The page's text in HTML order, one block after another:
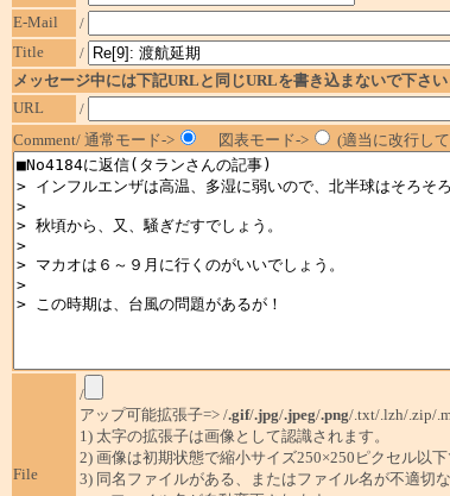
E-Mail
/
Title
/
メッセージ中には下記URLと同じURLを書き込まないで下さい
URL
/
Comment/ 通常モード->
図表モード-> (適当に改行し
File
/
アップ可能拡張子=> /.gif/.jpg/.jpeg/.png/.txt/.lzh/.zip/
1) 太字の拡張子は画像として認識されます。
2) 画像は初期状態で縮小サイズ250×250ピクセル以下
3) 同名ファイルがある、またはファイル名が不適切な